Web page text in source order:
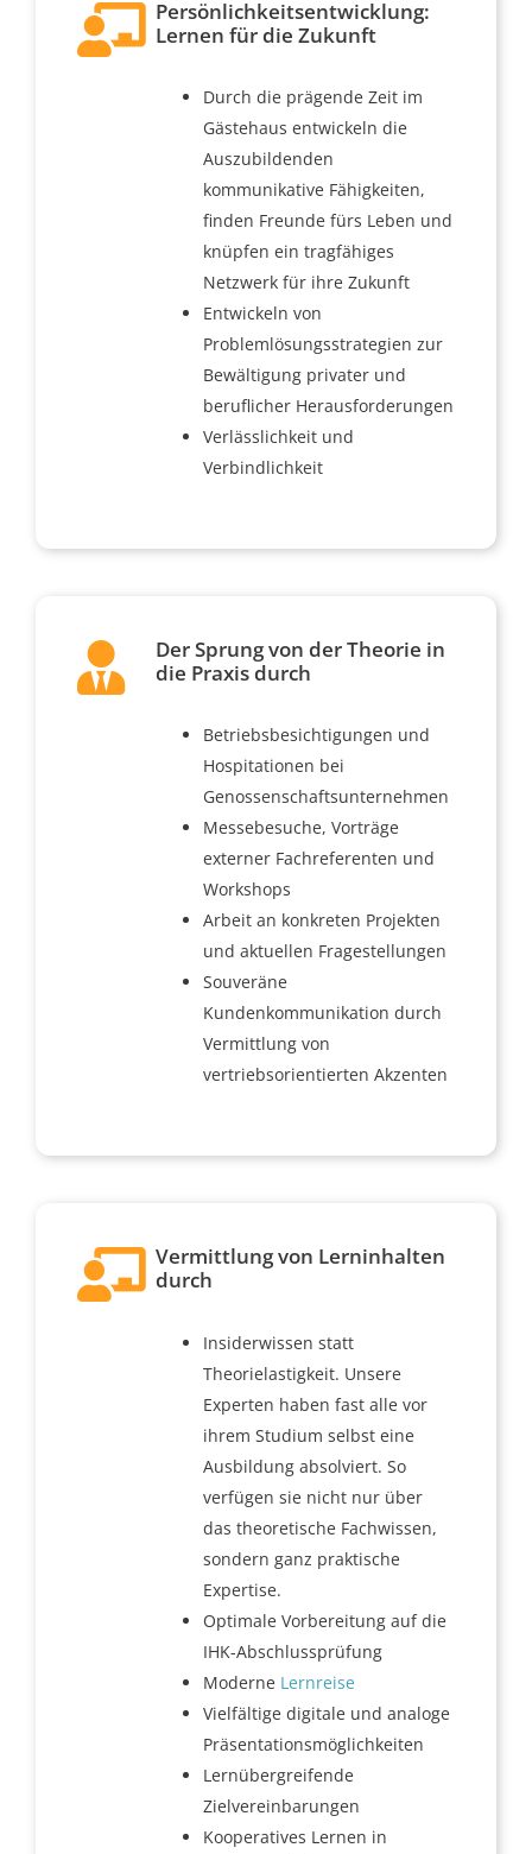
Persönlichkeitsentwicklung:
Lernen für die Zukunft
Durch die prägende Zeit im
Gästehaus entwickeln die
Auszubildenden
kommunikative Fähigkeiten,
finden Freunde fürs Leben und
knüpfen ein tragfähiges
Netzwerk für ihre Zukunft
Entwickeln von
Problemlösungsstrategien zur
Bewältigung privater und
beruflicher Herausforderungen
Verlässlichkeit und
Verbindlichkeit
Der Sprung von der Theorie in
die Praxis durch
Betriebsbesichtigungen und
Hospitationen bei
Genossenschaftsunternehmen
Messebesuche, Vorträge
externer Fachreferenten und
Workshops
Arbeit an konkreten Projekten
und aktuellen Fragestellungen
Souveräne
Kundenkommunikation durch
Vermittlung von
vertriebsorientierten Akzenten
Vermittlung von Lerninhalten
durch
Insiderwissen statt
Theorielastigkeit. Unsere
Experten haben fast alle vor
ihrem Studium selbst eine
Ausbildung absolviert. So
verfügen sie nicht nur über
das theoretische Fachwissen,
sondern ganz praktische
Expertise.
Optimale Vorbereitung auf die
IHK-Abschlussprüfung
Moderne Lernreise
Vielfältige digitale und analoge
Präsentationsmöglichkeiten
Lernübergreifende
Zielvereinbarungen
Kooperatives Lernen in